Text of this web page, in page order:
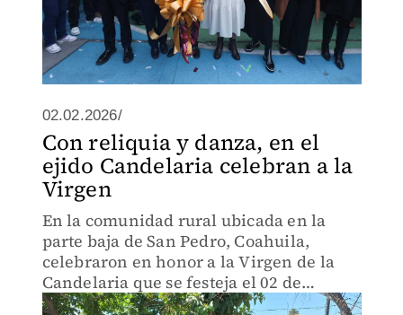
02.02.2026/
Con reliquia y danza, en el
ejido Candelaria celebran a la
Virgen
En la comunidad rural ubicada en la
parte baja de San Pedro, Coahuila,
celebraron en honor a la Virgen de la
Candelaria que se festeja el 02 de
febrero.